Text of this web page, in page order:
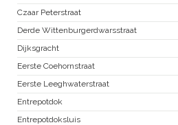
Czaar Peterstraat
Derde Wittenburgerdwarsstraat
Dijksgracht
Eerste Coehornstraat
Eerste Leeghwaterstraat
Entrepotdok
Entrepotdoksluis